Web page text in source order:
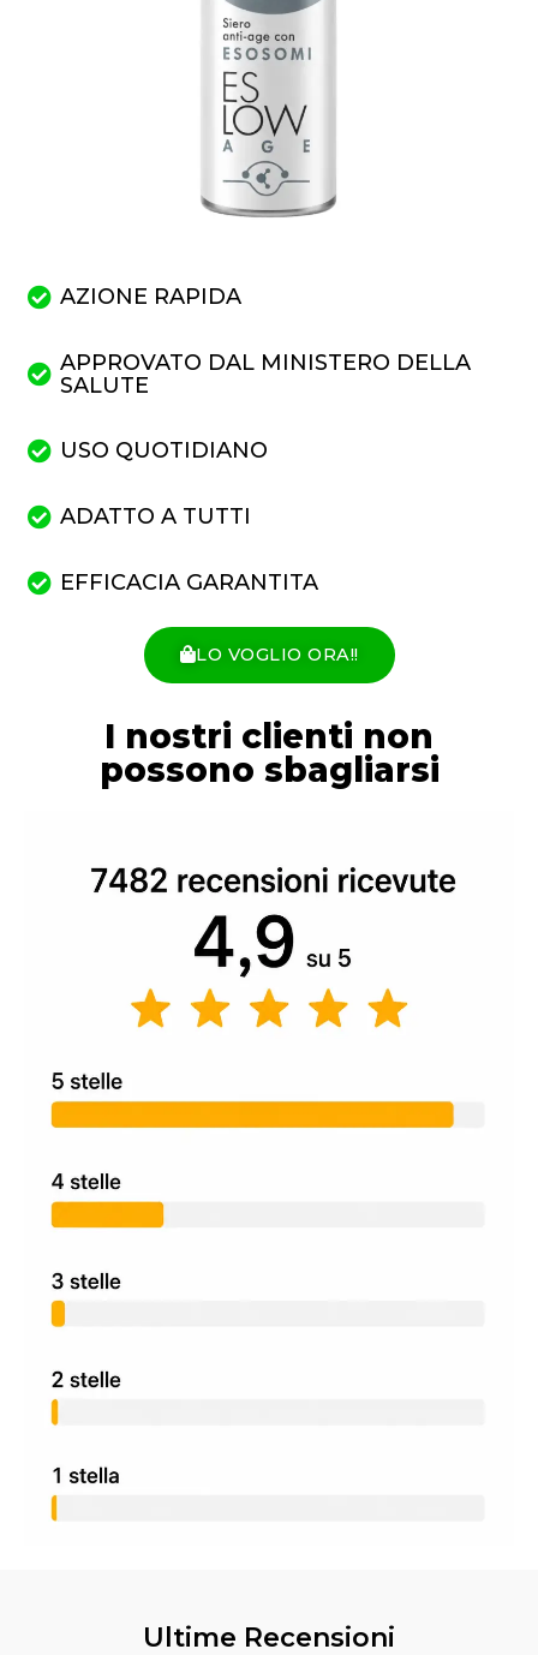
AZIONE RAPIDA
APPROVATO DAL MINISTERO DELLA
SALUTE
USO QUOTIDIANO
ADATTO A TUTTI
EFFICACIA GARANTITA
LO VOGLIO ORA!!
I nostri clienti non
possono sbagliarsi
Ultime Recensioni